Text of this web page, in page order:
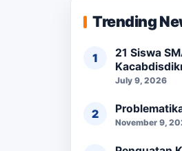
Trending
21 Siswa
July 9, 2026
November 9,